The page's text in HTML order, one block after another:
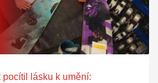
lásku k umění: